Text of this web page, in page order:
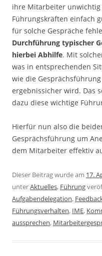
ihre Mitarbeiter unwichtig
Führungskräften einfach
für solche Gespräche
Durchführung typischer
hierbei Abhilfe. Mit
was in entsprechenden
wie die
ergebnissicher wird. Das
dazu diese wichtige
Hierfür nun also die
Gesprächsführung um
dem Mitarbeiter effektiv
Dieser Beitrag wurde am 17.
unterAktuelles, Führung
Aufgabendelegation,
Führungsverhalten, IME,
aussprechen,